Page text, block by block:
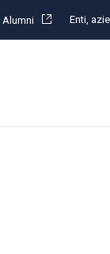
Alumni Enti,